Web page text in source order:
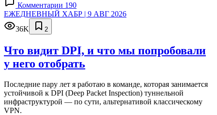
Комментарии 190
ЕЖЕДНЕВНЫЙ ХАБР | 9 АВГ 2026
36K
2
Что видит DPI, и что мы попробовали
у него отобрать
Последние пару лет я работаю в команде, которая занимается
устойчивой к DPI (Deep Packet Inspection) туннельной
инфраструктурой — по сути, альтернативой классическому
VPN.